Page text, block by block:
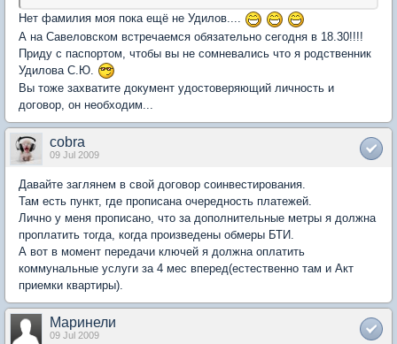
Нет фамилия моя пока ещё не Удилов....
А на Савеловском встречаемся обязательно сегодня в 18.30!!!!
Приду с паспортом, чтобы вы не сомневались что я родственник
Удилова С.Ю.
Вы тоже захватите документ удостоверяющий личность и
договор, он необходим...
cobra
09 Jul 2009
Давайте заглянем в свой договор соинвестирования.
Там есть пункт, где прописана очередность платежей.
Лично у меня прописано, что за дополнительные метры я должна
проплатить тогда, когда произведены обмеры БТИ.
А вот в момент передачи ключей я должна оплатить
коммунальные услуги за 4 мес вперед(естественно там и Акт
приемки квартиры).
Маринели
09 Jul 2009